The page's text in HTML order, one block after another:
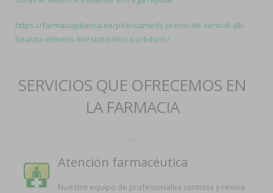
https://farmaciapilarica.es/pilaricameds-precio-de-xenical-alli-
beacita-elimens-linestat-orliloss-orlidunn/
SERVICIOS QUE OFRECEMOS EN
LA FARMACIA
Atención farmacéutica
Nuestro equipo de profesionales controla y revisa